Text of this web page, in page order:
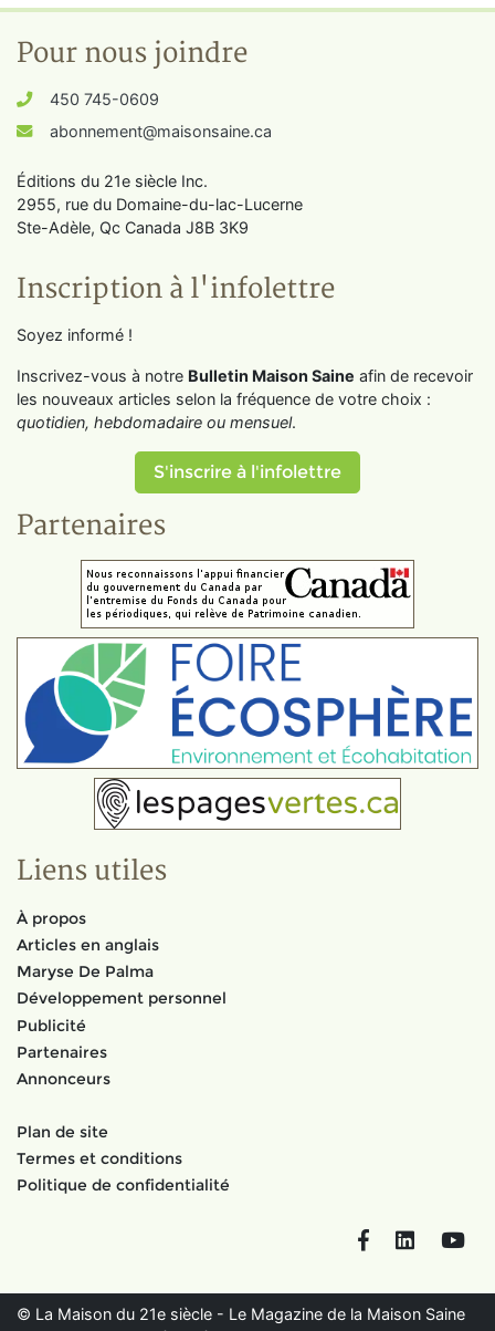
Pour nous joindre
450 745-0609
abonnement@maisonsaine.ca
Éditions du 21e siècle Inc.
2955, rue du Domaine-du-lac-Lucerne
Ste-Adèle, Qc Canada J8B 3K9
Inscription à l'infolettre
Soyez informé !
Inscrivez-vous à notre Bulletin Maison Saine afin de recevoir
les nouveaux articles selon la fréquence de votre choix :
quotidien, hebdomadaire ou mensuel.
S'inscrire à l'infolettre
Partenaires
Liens utiles
À propos
Articles en anglais
Maryse De Palma
Développement personnel
Publicité
Partenaires
Annonceurs
Plan de site
Termes et conditions
Politique de confidentialité
FacebookLinkedIn
© La Maison du 21e siècle - Le Magazine de la Maison Saine